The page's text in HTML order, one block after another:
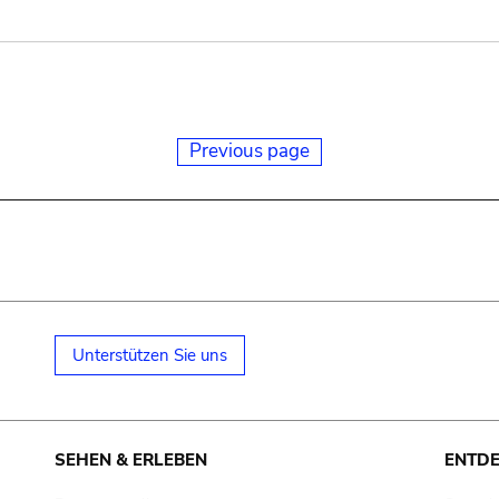
Previous page
Unterstützen Sie uns
SEHEN & ERLEBEN